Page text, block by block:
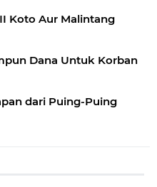
Koto Aur Malintang
Dana Untuk Korban
dari Puing-Puing